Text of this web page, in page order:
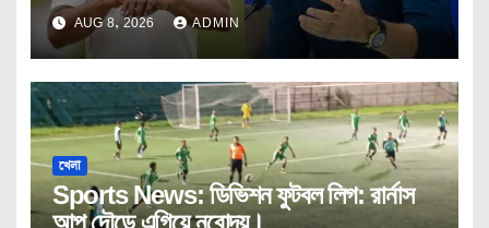
AUG 8, 2026 ADMIN
খেলা
Sports News: ডিভিশন ফুটবল লিগ: রার্নাস
আপ দৌড়ে এগিয়ে নবোদয়।